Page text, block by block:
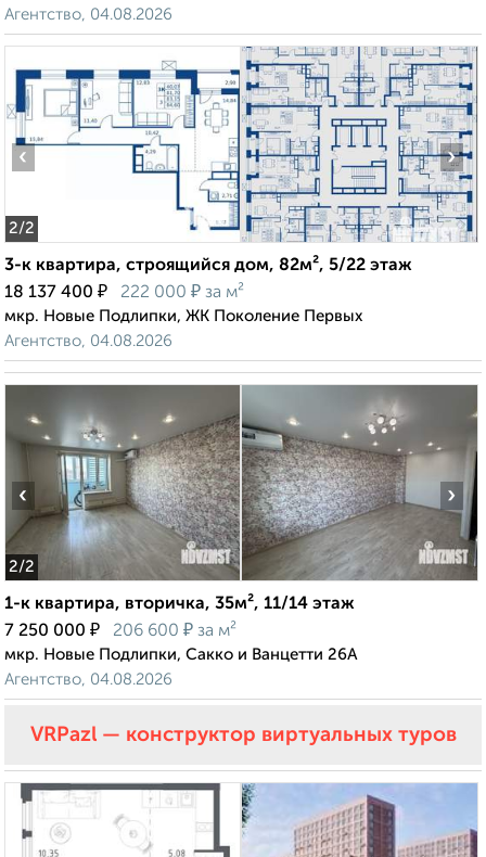
Агентство, 04.08.2026
2/2
‹ ›
3-к квартира, строящийся дом, 82м², 5/22 этаж
18 137 400 ₽ 222 000 ₽ за м²
мкр. Новые Подлипки, ЖК Поколение Первых
Агентство, 04.08.2026
2/2
‹ ›
1-к квартира, вторичка, 35м², 11/14 этаж
7 250 000 ₽ 206 600 ₽ за м²
мкр. Новые Подлипки, Сакко и Ванцетти 26А
Агентство, 04.08.2026
VRPazl — конструктор виртуальных туров